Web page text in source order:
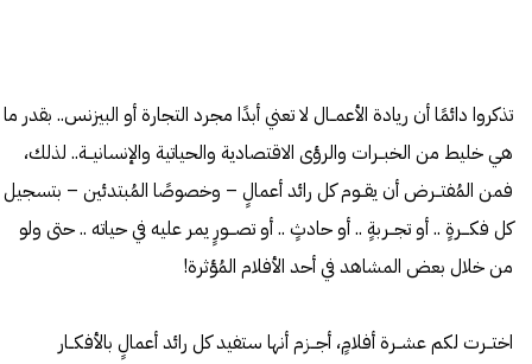
تذكروا دائمًا أن ريادة الأعمــال لا تعني أبدًا مجرد التجارة أو البيزنس.. بقدر ما
هي خليط من الخبــرات والرؤى الاقتصادية والحياتية والإنسانيــة.. لذلك،
فمن المُفتــرض أن يقــوم كل رائد أعمالٍ – وخصوصًا المُبتدئين – بتسجيل
كل فكـــرةٍ .. أو تجــربةٍ .. أو حادثٍ .. أو تصـــورٍ يمر عليه في حياته .. حتى ولو
من خلال بعض المشاهد في أحد الأفلام المُؤثرة!
اختــرت لكم عشــرة أفلامٍ، أجــزم أنها ستفيد كل رائد أعمالٍ بالأفكــار